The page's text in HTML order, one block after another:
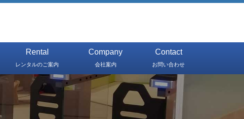
Rental
レンタルのご案内
Company
会社案内
Contact
お問い合わせ